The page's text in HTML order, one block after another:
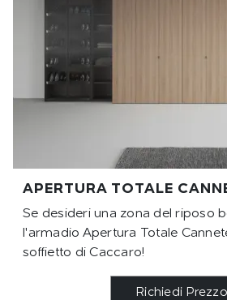
APERTURA TOTALE
Se desideri una zona del riposo
l'armadio Apertura Totale
soffietto di Caccaro!
Richiedi Prezzo